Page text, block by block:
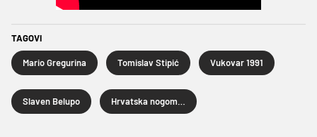
TAGOVI
Mario Gregurina Tomislav Stipić Vukovar 1991
Slaven Belupo